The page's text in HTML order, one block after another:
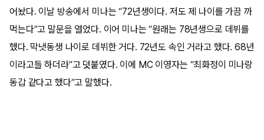
어놨다. 이날 방송에서 미나는 “72년생이다. 저도 제 나이를 가끔 까
먹는다”고 말문을 열었다. 이어 미나는 “원래는 78년생으로 데뷔를
했다. 막냇동생 나이로 데뷔한 거다. 72년도 속인 거라고 했다. 68년
이라고들 하더라”고 덧붙였다. 이에 MC 이영자는 “최화정이 미나랑
동갑 같다고 했다”고 말했다.